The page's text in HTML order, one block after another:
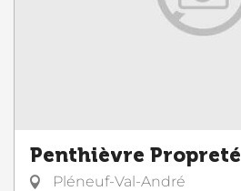
Penthièvre Propreté
Pléneuf-Val-André